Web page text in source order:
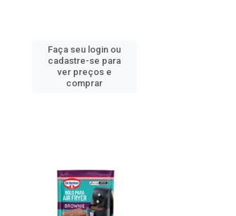
Faça seu login ou
cadastre-se para
ver preços e
comprar